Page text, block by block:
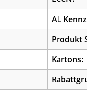
AL
Produkt
Kartons: